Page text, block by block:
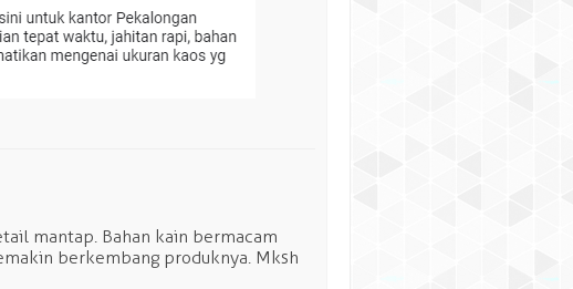
mantap. Bahan kain bermacam
berkembang produknya. Mksh